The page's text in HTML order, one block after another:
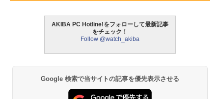
AKIBA PC Hotline!をフォローして最新記事
をチェック！
Follow @watch_akiba
Google 検索で当サイトの記事を優先表示させる